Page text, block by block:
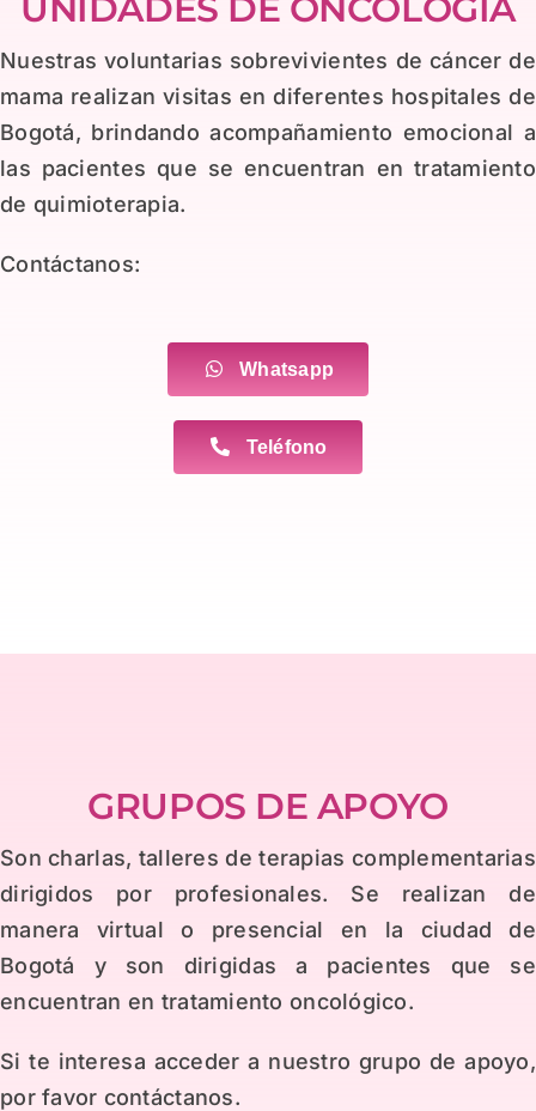
Nuestras voluntarias sobrevivientes de cáncer de
mama realizan visitas en diferentes hospitales de
Bogotá, brindando acompañamiento emocional a
las pacientes que se encuentran en tratamiento
de quimioterapia.
Contáctanos:
Whatsapp
Teléfono
GRUPOS DE APOYO
Son charlas, talleres de terapias complementarias
dirigidos por profesionales. Se realizan de
manera virtual o presencial en la ciudad de
Bogotá y son dirigidas a pacientes que se
encuentran en tratamiento oncológico.
Si te interesa acceder a nuestro grupo de apoyo,
por favor contáctanos.